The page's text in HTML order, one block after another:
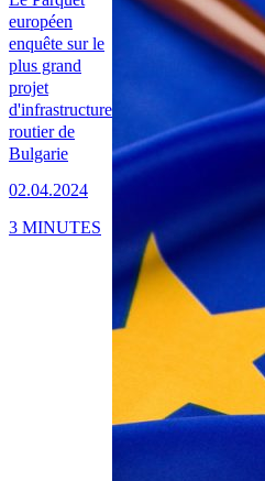
européen
enquête sur le
plus grand
projet
d'infrastructure
routier de
Bulgarie
02.04.2024
3 MINUTES